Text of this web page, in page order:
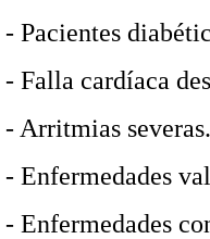
- Pacientes
- Falla cardíaca
- Arritmias severas.
- Enfermedades
- Enfermedades